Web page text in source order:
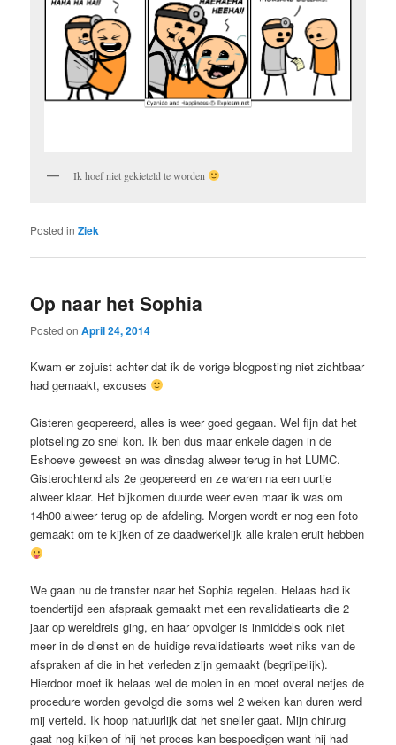
Ik hoef niet gekieteld te worden
Posted in Ziek
Op naar het Sophia
Posted onApril 24, 2014
Kwam er zojuist achter dat ik de vorige blogposting niet zichtbaar
had gemaakt, excuses
Gisteren geopereerd, alles is weer goed gegaan. Wel fijn dat het
plotseling zo snel kon. Ik ben dus maar enkele dagen in de
Eshoeve geweest en was dinsdag alweer terug in het LUMC.
Gisterochtend als 2e geopereerd en ze waren na een uurtje
alweer klaar. Het bijkomen duurde weer even maar ik was om
14h00 alweer terug op de afdeling. Morgen wordt er nog een foto
gemaakt om te kijken of ze daadwerkelijk alle kralen eruit hebben
We gaan nu de transfer naar het Sophia regelen. Helaas had ik
toendertijd een afspraak gemaakt met een revalidatiearts die 2
jaar op wereldreis ging, en haar opvolger is inmiddels ook niet
meer in de dienst en de huidige revalidatiearts weet niks van de
afspraken af die in het verleden zijn gemaakt (begrijpelijk).
Hierdoor moet ik helaas wel de molen in en moet overal netjes de
procedure worden gevolgd die soms wel 2 weken kan duren werd
mij verteld. Ik hoop natuurlijk dat het sneller gaat. Mijn chirurg
gaat nog kijken of hij het proces kan bespoedigen want hij had